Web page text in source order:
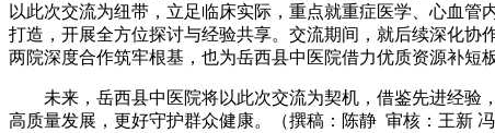
以此次交流为纽带，立足临床实际，重点就重症医学、心血
打造，开展全方位探讨与经验共享。交流期间，就后续深化
两院深度合作筑牢根基，也为岳西县中医院借力优质资源补短
未来，岳西县中医院将以此次交流为契机，借鉴先进经验
高质量发展，更好守护群众健康。（撰稿：陈静 审核：王新 冯